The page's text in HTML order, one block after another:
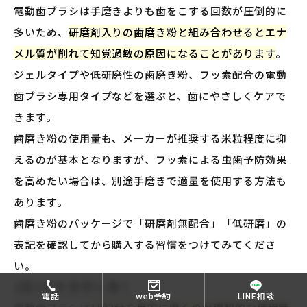
電話 web予約 LINE相談
電動歯ブラシは手磨きよりも歯をこする回数が圧倒的に
多いため、 研磨剤入りの歯磨き粉と組み合わせるとエナ
メル質が削れて知覚過敏の原因になることがあります。
ジェルタイプや低研磨性の歯磨き粉、フッ素配合の電動
歯ブラシ専用タイプなどを選ぶと、歯にやさしくケアで
きます。
歯磨き粉の使用量も、メーカーが推奨する米粒程度に抑
えるのが基本となりますが、フッ素による虫歯予防効果
を高めたい場合は、別途手磨きで適量を使用する方法も
あります。
歯磨き粉のパッケージで「研磨剤無配合」「低研磨」の
表記を確認してから購入する習慣をつけてみてくださ
い。
1回2分を目安に磨く